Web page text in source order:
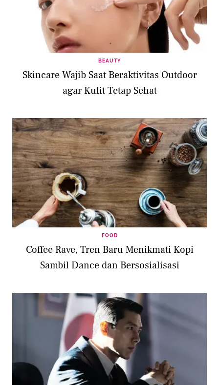
BEAUTY
Skincare Wajib Saat Beraktivitas Outdoor
agar Kulit Tetap Sehat
FOOD
Coffee Rave, Tren Baru Menikmati Kopi
Sambil Dance dan Bersosialisasi